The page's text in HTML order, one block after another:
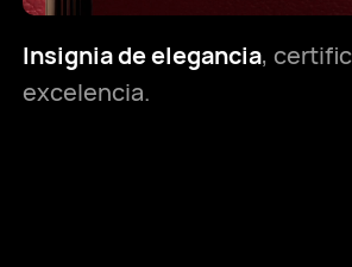
Insignia de elegancia,
excelencia.